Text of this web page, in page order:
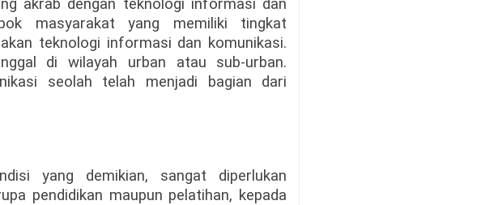
akrab dengan teknologi informasi dan
masyarakat yang memiliki tingkat
teknologi informasi dan komunikasi.
di wilayah urban atau sub-urban.
seolah telah menjadi bagian dari
yang demikian, sangat diperlukan
pendidikan maupun pelatihan, kepada